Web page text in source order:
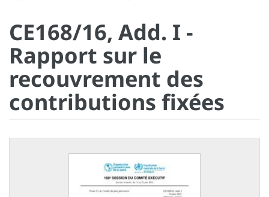
CE168/16, Add. I -
Rapport sur le
recouvrement des
contributions fixées